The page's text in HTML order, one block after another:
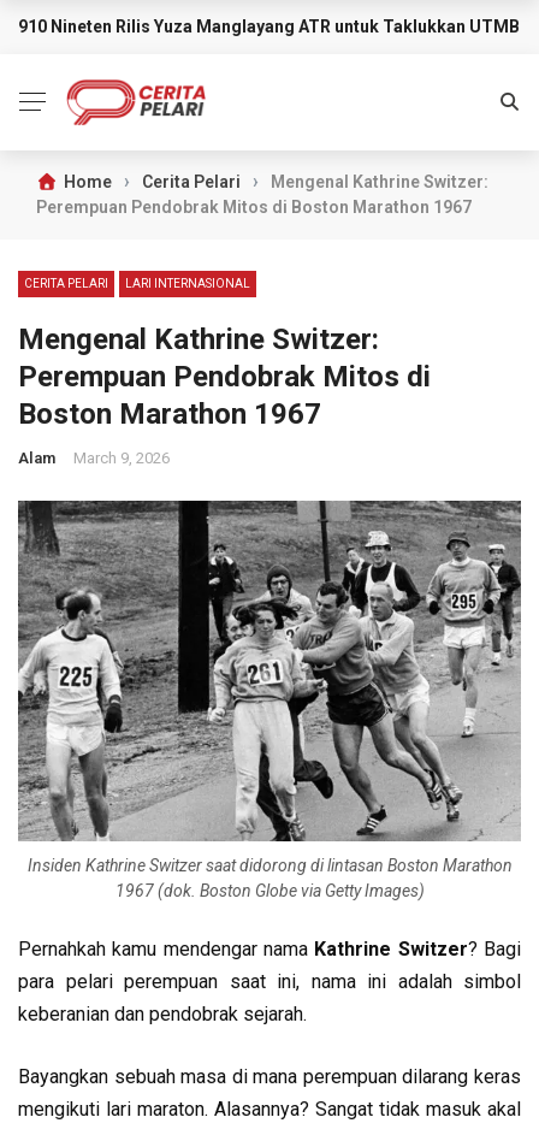
BREAKING NEWS
910 Nineten Rilis Yuza Manglayang ATR untuk Taklukkan UTMB
Home › Cerita Pelari ›
Mengenal Kathrine Switzer:
Perempuan Pendobrak Mitos di Boston Marathon 1967
CERITA PELARI LARI INTERNASIONAL
Mengenal Kathrine Switzer:
Perempuan Pendobrak Mitos di
Boston Marathon 1967
Alam March 9, 2026
Insiden Kathrine Switzer saat didorong di lintasan Boston Marathon
1967 (dok. Boston Globe via Getty Images)
Pernahkah kamu mendengar nama Kathrine Switzer? Bagi
para pelari perempuan saat ini, nama ini adalah simbol
keberanian dan pendobrak sejarah.
Bayangkan sebuah masa di mana perempuan dilarang keras
mengikuti lari maraton. Alasannya? Sangat tidak masuk akal